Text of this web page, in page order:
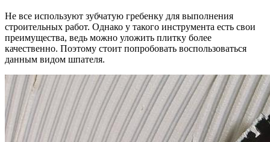
Не все используют зубчатую гребенку для выполнения
строительных работ. Однако у такого инструмента есть свои
преимущества, ведь можно уложить плитку более
качественно. Поэтому стоит попробовать воспользоваться
данным видом шпателя.